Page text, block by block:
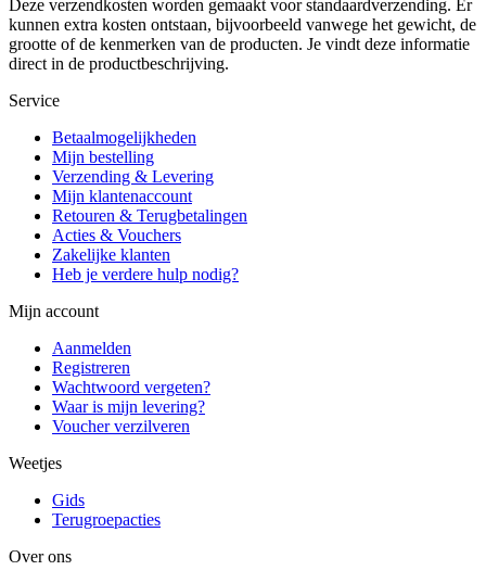
Deze verzendkosten worden gemaakt voor standaardverzending. Er
kunnen extra kosten ontstaan, bijvoorbeeld vanwege het gewicht, de
grootte of de kenmerken van de producten. Je vindt deze informatie
direct in de productbeschrijving.
Service
Betaalmogelijkheden
Mijn bestelling
Verzending & Levering
Mijn klantenaccount
Retouren & Terugbetalingen
Acties & Vouchers
Zakelijke klanten
Heb je verdere hulp nodig?
Mijn account
Aanmelden
Registreren
Wachtwoord vergeten?
Waar is mijn levering?
Voucher verzilveren
Weetjes
Gids
Terugroepacties
Over ons